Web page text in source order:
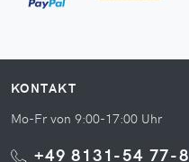
KONTAKT
Mo-Fr von 9:00-17:00 Uhr
+49 8131-54 77-8